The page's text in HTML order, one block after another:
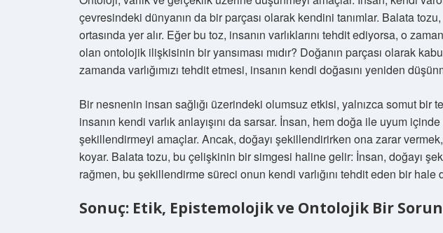
çevresindeki dünyanın da bir parçası olarak kendini tanımlar. Balata
ortasında yer alır. Eğer bu toz, insanın varlıklarını tehdit ediyorsa, o
olan ontolojik ilişkisinin bir yansıması mıdır? Doğanın parçası olarak
zamanda varlığımızı tehdit etmesi, insanın kendi doğasını yeniden
Bir nesnenin insan sağlığı üzerindeki olumsuz etkisi, yalnızca somut bir
insanın kendi varlık anlayışını da sarsar. İnsan, hem doğa ile uyum
şekillendirmeyi amaçlar. Ancak, doğayı şekillendirirken ona zarar
koyar. Balata tozu, bu çelişkinin bir simgesi haline gelir: İnsan, doğayı
rağmen, bu şekillendirme süreci onun kendi varlığını tehdit eden bir hale
Sonuç: Etik, Epistemolojik ve Ontolojik Bir